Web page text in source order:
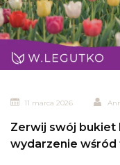
11 marca 2026
Zerwij swój bukiet
wydarzenie wśród